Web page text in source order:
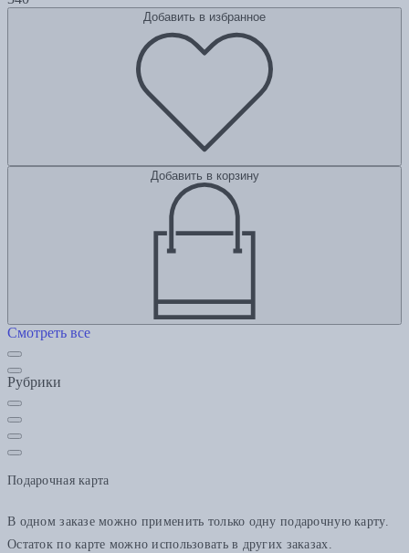
Добавить в избранное
Добавить в корзину
Смотреть все
Рубрики
Подарочная карта
В одном заказе можно применить только одну подарочную карту.
Остаток по карте можно использовать в других заказах.